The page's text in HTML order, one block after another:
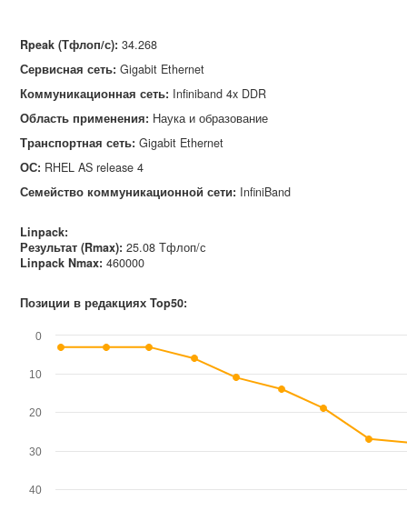
Rpeak (Тфлоп/с): 34.268
Сервисная сеть: Gigabit Ethernet
Коммуникационная сеть: Infiniband 4x DDR
Область применения: Наука и образование
Транспортная сеть: Gigabit Ethernet
ОС: RHEL AS release 4
Семейство коммуникационной сети: InfiniBand
Linpack:
Результат (Rmax): 25.08 Тфлоп/с
Linpack Nmax: 460000
Позиции в редакциях Top50:
0
10
20
30
40